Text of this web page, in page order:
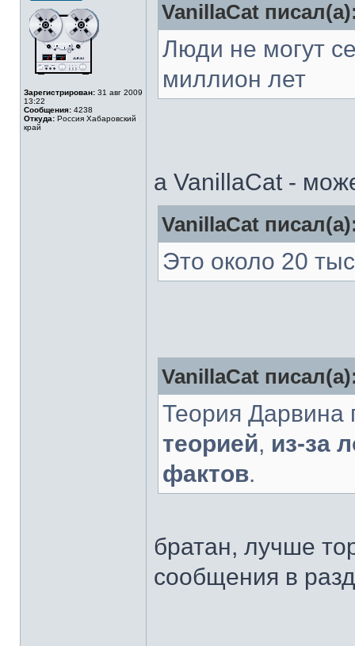
Зарегистрирован: 31 авг 2009
13:22
Сообщения: 4238
Откуда: Россия Хабаровский
край
VanillaCat
Люди не могут
миллион лет
а VanillaCat -
VanillaCat
Это около 20
VanillaCat
Теория Дарвина
теорией, из-за
фактов.
братан, лучше
сообщения в